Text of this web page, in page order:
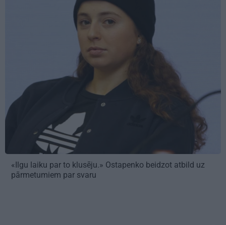
«Ilgu laiku par to klusēju.» Ostapenko beidzot atbild uz
pārmetumiem par svaru